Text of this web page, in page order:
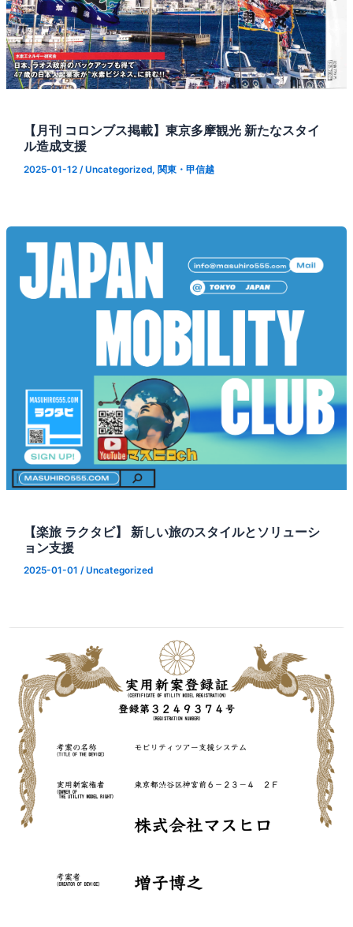
【月刊 コロンブス掲載】東京多摩観光 新たなスタイ
ル造成支援
2025-01-12 /Uncategorized, 関東・甲信越
【楽旅 ラクタビ】 新しい旅のスタイルとソリューシ
ョン支援
2025-01-01 /Uncategorized